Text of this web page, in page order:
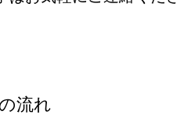
流れ